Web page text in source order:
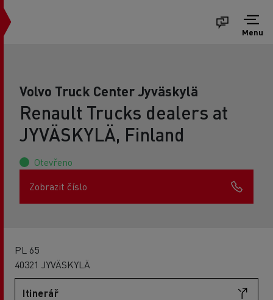
Menu
Volvo Truck Center Jyväskylä
Renault Trucks dealers at
JYVÄSKYLÄ, Finland
Otevřeno
Zobrazit číslo
PL 65
40321 JYVÄSKYLÄ
Itinerář